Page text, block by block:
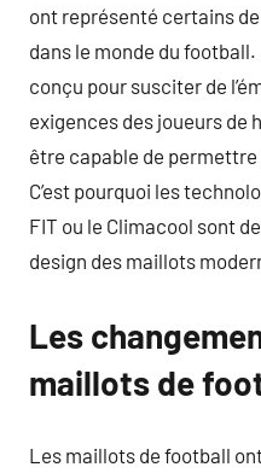
ont représenté certains
dans le monde du
conçu pour susciter de
exigences des joueurs de
être capable de
C’est pourquoi les
FIT ou le Climacool sont
design des maillots
Les
maillots de
Les maillots de football